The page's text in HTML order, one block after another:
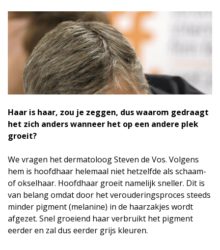
Haar is haar, zou je zeggen, dus waarom gedraagt
het zich anders wanneer het op een andere plek
groeit?
We vragen het dermatoloog Steven de Vos. Volgens
hem is hoofdhaar helemaal niet hetzelfde als schaam-
of okselhaar. Hoofdhaar groeit namelijk sneller. Dit is
van belang omdat door het verouderingsproces steeds
minder pigment (melanine) in de haarzakjes wordt
afgezet. Snel groeiend haar verbruikt het pigment
eerder en zal dus eerder grijs kleuren.